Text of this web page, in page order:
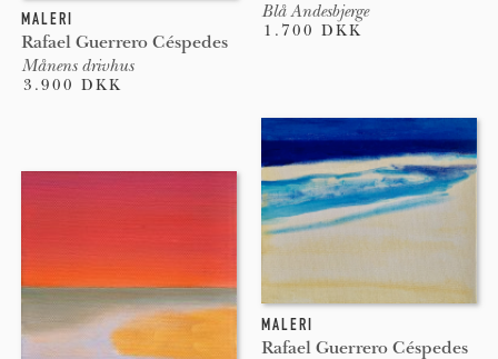
Blå Andesbjerge
1.700 DKK
MALERI
Rafael Guerrero Céspedes
Månens drivhus
3.900 DKK
MALERI
Rafael Guerrero Céspedes